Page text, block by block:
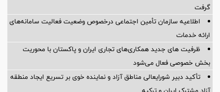
گرفت
اطلاعیه سازمان تأمین اجتماعی درخصوص وضعیت فعالیت سامانه‌های
ارائه خدمات
ظرفیت های جدید همکاری‌های تجاری ایران و پاکستان با محوریت
بخش خصوصی فعال می‌شود
تأکید دبیر شورایعالی مناطق آزاد و نماینده خوی بر تسریع ایجاد منطقه